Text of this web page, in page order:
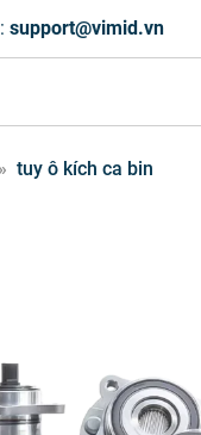
support@vimid.vn
» tuy ô kích ca bin